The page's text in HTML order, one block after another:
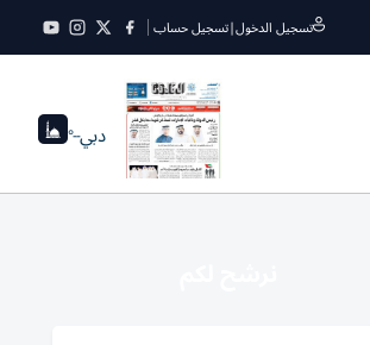
تسجيل الدخول|تسجيل حساب
دبي--°